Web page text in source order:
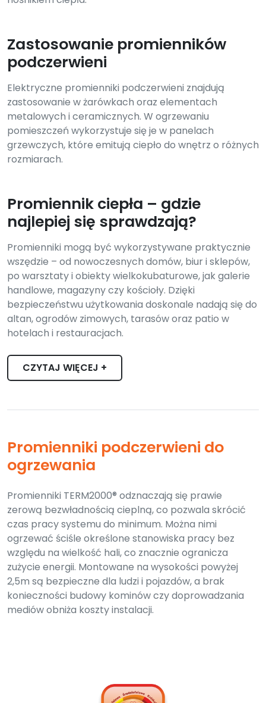
Zastosowanie promienników
podczerwieni
Elektryczne promienniki podczerwieni znajdują
zastosowanie w żarówkach oraz elementach
metalowych i ceramicznych. W ogrzewaniu
pomieszczeń wykorzystuje się je w panelach
grzewczych, które emitują ciepło do wnętrz o różnych
rozmiarach.
Promiennik ciepła – gdzie
najlepiej się sprawdzają?
Promienniki mogą być wykorzystywane praktycznie
wszędzie – od nowoczesnych domów, biur i sklepów,
po warsztaty i obiekty wielkokubaturowe, jak galerie
handlowe, magazyny czy kościoły. Dzięki
bezpieczeństwu użytkowania doskonale nadają się do
altan, ogrodów zimowych, tarasów oraz patio w
hotelach i restauracjach.
CZYTAJ WIĘCEJ +
Promienniki podczerwieni do
ogrzewania
Promienniki TERM2000® odznaczają się prawie
zerową bezwładnością cieplną, co pozwala skrócić
czas pracy systemu do minimum. Można nimi
ogrzewać ściśle określone stanowiska pracy bez
względu na wielkość hali, co znacznie ogranicza
zużycie energii. Montowane na wysokości powyżej
2,5m są bezpieczne dla ludzi i pojazdów, a brak
konieczności budowy kominów czy doprowadzania
mediów obniża koszty instalacji.